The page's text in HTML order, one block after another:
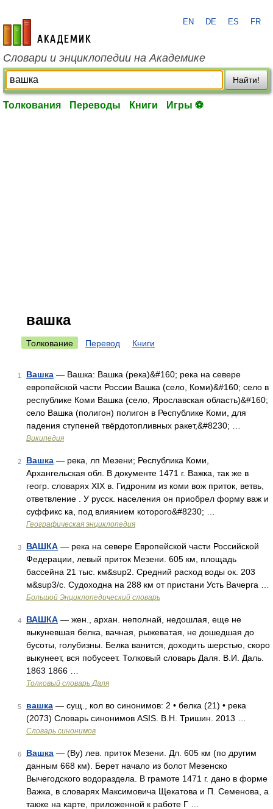
academic.ru
EN DE ES FR
Словари и энциклопедии на Академике
Найти!
Толкования Переводы Книги Игры ⚽
вашка
Толкование Перевод Книги
1 Вашка — Вашка: Вашка (река)&#160; река на севере
европейской части России Вашка (село, Коми)&#160; село в
республике Коми Вашка (село, Ярославская область)&#160;
село Вашка (полигон) полигон в Республике Коми, для
падения ступеней твёрдотопливных ракет,&#8230; …
Википедия
2 Вашка — река, лп Мезени; Республика Коми,
Архангельская обл. В документе 1471 г. Важка, так же в
геогр. словарях XIX в. Гидроним из коми вож приток, ветвь,
ответвление . У русск. населения он приобрел форму важ и
суффикс ка, под влиянием которого&#8230; …
Географическая энциклопедия
3 ВАШКА — река на севере Европейской части Российской
Федерации, левый приток Мезени. 605 км, площадь
бассейна 21 тыс. км&sup2. Средний расход воды ок. 203
м&sup3/с. Судоходна на 288 км от пристани Усть Вачерга …
Большой Энциклопедический словарь
4 ВАШКА — жен., архан. неполнай, недошлая, еще не
выкуневшая белка, вачная, рыжеватая, не дошедшая до
бусоты, голубизны. Белка ванится, доходить шерстью, скоро
выкунеет, вся побусеет. Толковый словарь Даля. В.И. Даль.
1863 1866 …
Толковый словарь Даля
5 вашка — сущ., кол во синонимов: 2 • белка (21) • река
(2073) Словарь синонимов ASIS. В.Н. Тришин. 2013 …
Словарь синонимов
6 Вашка — (By) лев. приток Мезени. Дл. 605 км (по другим
данным 668 км). Берет начало из болот Мезенско
Вычегодского водораздела. В грамоте 1471 г. дано в форме
Важка, в словарях Максимовича Щекатова и П. Семенова, а
также на карте, приложенной к работе Г …